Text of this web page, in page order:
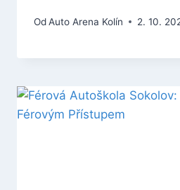
OdAuto Arena Kolín 2. 10.